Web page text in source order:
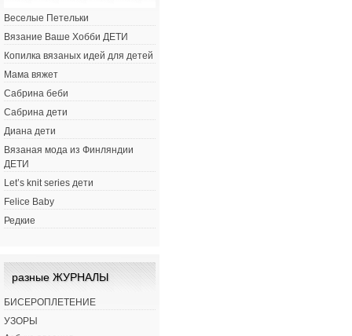
Веселые Петельки
Вязание Ваше Хобби ДЕТИ
Копилка вязаных идей для детей
Мама вяжет
Сабрина беби
Сабрина дети
Диана дети
Вязаная мода из Финляндии
ДЕТИ
Let’s knit series дети
Felice Baby
Редкие
разные ЖУРНАЛЫ
БИСЕРОПЛЕТЕНИЕ
УЗОРЫ